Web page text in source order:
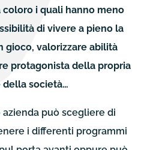
i quali hanno meno
di vivere a pieno la
gioco, valorizzare abilità
protagonista della propria
della società…
può scegliere di
i differenti programmi